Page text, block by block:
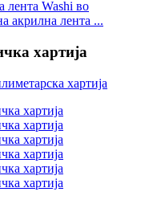
лента Washi во
акрилна лента ...
хартија